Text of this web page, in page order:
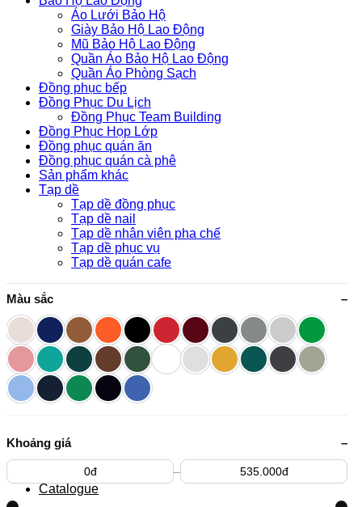
Catalogue
Áo Lưới Bảo Hộ
Giày Bảo Hộ Lao Động
Mũ Bảo Hộ Lao Động
Quần Áo Bảo Hộ Lao Động
Quần Áo Phòng Sạch
Đồng phục bếp
Đồng Phục Du Lịch
Đồng Phục Team Building
Đồng Phục Họp Lớp
Đồng phục quán ăn
Đồng phục quán cà phê
Sản phẩm khác
Tạp dề
Tạp dề đồng phục
Tạp dề nail
Tạp dề nhân viên pha chế
Tạp dề phục vụ
Tạp dề quán cafe
Màu sắc –
Khoảng giá –
–